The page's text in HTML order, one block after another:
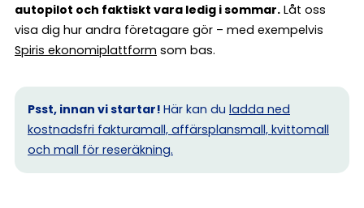
autopilot och faktiskt vara ledig i sommar. Låt oss
visa dig hur andra företagare gör – med exempelvis
Spiris ekonomiplattform som bas.
Psst, innan vi startar! Här kan du ladda ned
kostnadsfri fakturamall, affärsplansmall, kvittomall
och mall för reseräkning.